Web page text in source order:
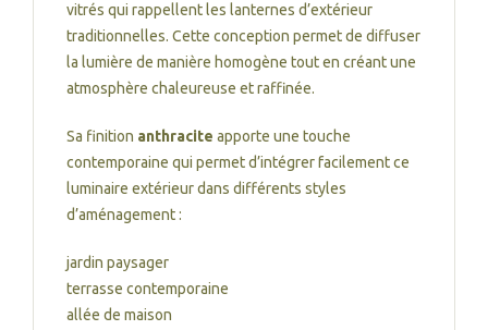
vitrés qui rappellent les lanternes d’extérieur
traditionnelles. Cette conception permet de diffuser
la lumière de manière homogène tout en créant une
atmosphère chaleureuse et raffinée.
Sa finition anthracite apporte une touche
contemporaine qui permet d’intégrer facilement ce
luminaire extérieur dans différents styles
d’aménagement :
jardin paysager
terrasse contemporaine
allée de maison